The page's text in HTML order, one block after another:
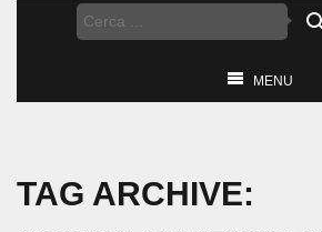
MENU
TAG ARCHIVE: